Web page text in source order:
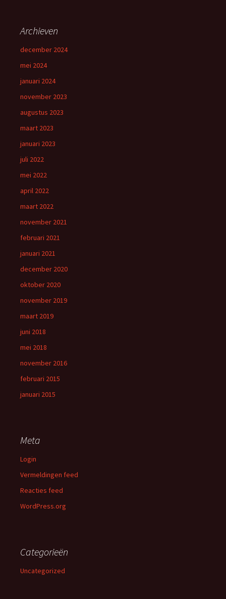
Archieven
december 2024
mei 2024
januari 2024
november 2023
augustus 2023
maart 2023
januari 2023
juli 2022
mei 2022
april 2022
maart 2022
november 2021
februari 2021
januari 2021
december 2020
oktober 2020
november 2019
maart 2019
juni 2018
mei 2018
november 2016
februari 2015
januari 2015
Meta
Login
Vermeldingen feed
Reacties feed
WordPress.org
Categorieën
Uncategorized